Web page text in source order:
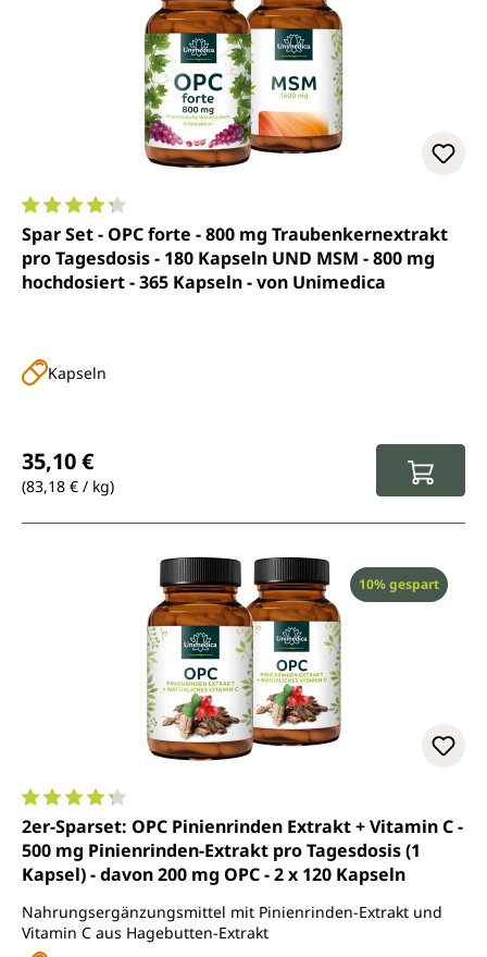
Durchschnittliche Bewertung von 4.2 von 5 Sternen
Spar Set - OPC forte - 800 mg Traubenkernextrakt
pro Tagesdosis - 180 Kapseln UND MSM - 800 mg
hochdosiert - 365 Kapseln - von Unimedica
Kapseln
35,10 €
(83,18 € / kg)
Rabatt
10% gespart
Durchschnittliche Bewertung von 4.2 von 5 Sternen
2er-Sparset: OPC Pinienrinden Extrakt + Vitamin C -
500 mg Pinienrinden-Extrakt pro Tagesdosis (1
Kapsel) - davon 200 mg OPC - 2 x 120 Kapseln
Nahrungsergänzungsmittel mit Pinienrinden-Extrakt und
Vitamin C aus Hagebutten-Extrakt